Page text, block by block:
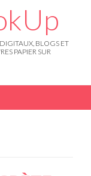
BLOGS ET
PAPIER SUR